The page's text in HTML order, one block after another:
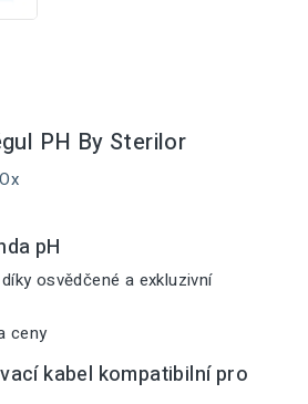
PH By Sterilor
pH
osvědčené a exkluzivní
ceny
kabel kompatibilní pro